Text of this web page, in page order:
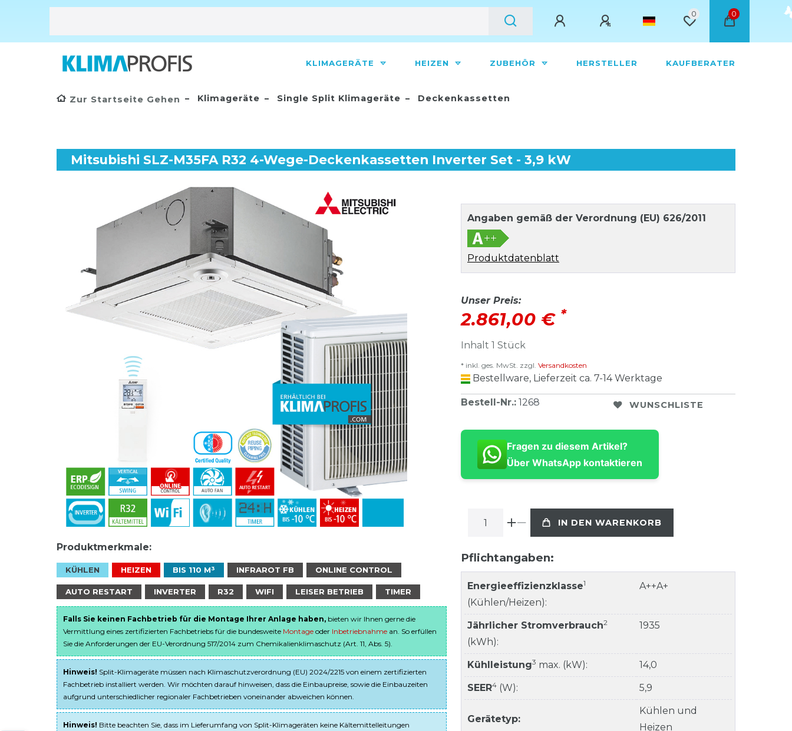
0 0
KLIMAGERÄTE HEIZEN ZUBEHÖR HERSTELLER KAUFBERATER
Zur Startseite Gehen Klimageräte Single Split Klimageräte Deckenkassetten
Mitsubishi SLZ-M35FA R32 4-Wege-Deckenkassetten Inverter Set - 3,9 kW
Produktmerkmale:
KÜHLEN HEIZEN BIS 110 M³ INFRAROT FB ONLINE CONTROL
AUTO RESTART INVERTER R32 WIFI LEISER BETRIEB TIMER
Falls Sie keinen Fachbetrieb für die Montage Ihrer Anlage haben, bieten wir Ihnen gerne die
Vermittlung eines zertifizierten Fachbetriebs für die bundesweite Montage oder Inbetriebnahme an. So erfüllen
Sie die Anforderungen der EU-Verordnung 517/2014 zum Chemikalienklimaschutz (Art. 11, Abs. 5).
Hinweis! Split-Klimageräte müssen nach Klimaschutzverordnung (EU) 2024/2215 von einem zertifizierten
Fachbetrieb installiert werden. Wir möchten darauf hinweisen, dass die Einbaupreise, sowie die Einbauzeiten
aufgrund unterschiedlicher regionaler Fachbetrieben voneinander abweichen können.
Hinweis! Bitte beachten Sie, dass im Lieferumfang von Split-Klimageräten keine Kältemittelleitungen
Angaben gemäß der Verordnung (EU) 626/2011
Produktdatenblatt
Unser Preis:
2.861,00 € *
Inhalt 1 Stück
* inkl. ges. MwSt. zzgl. Versandkosten
Bestellware, Lieferzeit ca. 7-14 Werktage
Bestell-Nr.: 1268 WUNSCHLISTE
Fragen zu diesem Artikel?
Über WhatsApp kontaktieren
IN DEN WARENKORB
Pflichtangaben:
Energieeffizienzklasse1
(Kühlen/Heizen):
A++A+
Jährlicher Stromverbrauch2
(kWh):
1935
Kühlleistung3 max. (kW): 14,0
SEER4 (W): 5,9
Gerätetyp:
Kühlen und
Heizen